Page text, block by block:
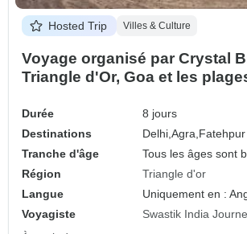
Hosted Trip Villes & Culture
Voyage organisé par Crystal
Triangle d'Or, Goa et les
Durée
8 jours
Destinations
Delhi,Agra,
Tranche d'âge
Tous les âges sont
Région
Triangle d'or
Langue
Uniquement en :
Voyagiste
Swastik India